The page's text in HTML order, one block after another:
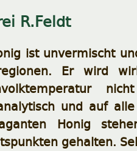
R.Feldt
ist unvermischt
Er wird
und auf
Honig
gehalten.